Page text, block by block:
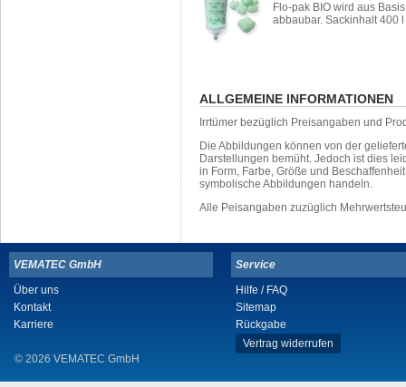
Flo-pak BIO wird aus
abbaubar. Sackinhalt 400 l
ALLGEMEINE INFORMATIONEN
Irrtümer bezüglich Preisangaben und
Die Abbildungen können von der
Darstellungen bemüht. Jedoch ist dies
in Form, Farbe, Größe und
symbolische Abbildungen handeln.
Alle Peisangaben zuzüglich
VEMATEC GmbH
Über uns
Kontakt
Karriere
© 2026 VEMATEC GmbH
Service
Hilfe / FAQ
Sitemap
Rückgabe
Vertrag widerrufen